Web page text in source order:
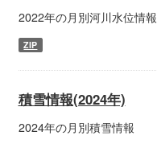
2022年の月別河川水位情報
ZIP
積雪情報(2024年)
2024年の月別積雪情報